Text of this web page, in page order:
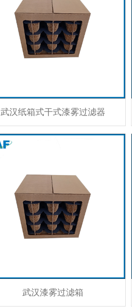
武汉纸箱式干式漆雾过滤器
武汉漆雾过滤箱